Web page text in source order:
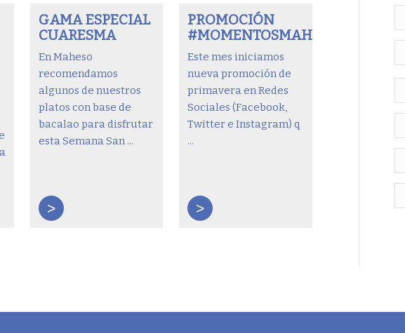
GAMA ESPECIAL
CUARESMA
En Maheso
recomendamos
algunos de nuestros
platos con base de
bacalao para disfrutar
esta Semana San ...
>
PROMOCIÓN
#MOMENTOSMAHESO
Este mes iniciamos
nueva promoción de
primavera en Redes
Sociales (Facebook,
Twitter e Instagram) q
...
>